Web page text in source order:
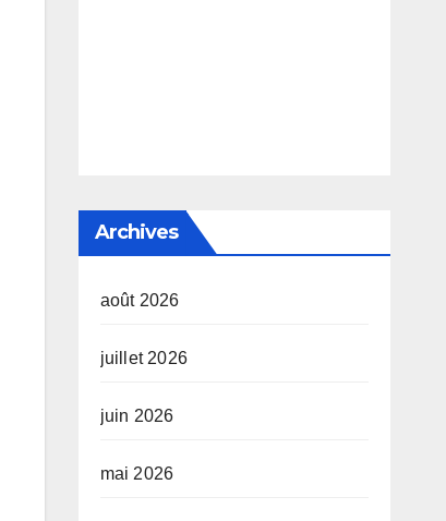
Archives
août 2026
juillet 2026
juin 2026
mai 2026